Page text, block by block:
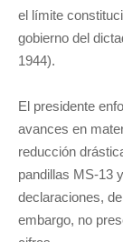
el límite
gobierno del
1944).
El presidente
avances en
reducción
pandillas MS-13
declaraciones,
embargo, no